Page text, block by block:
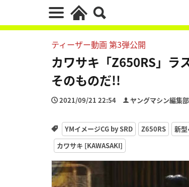
ティーザー動画 第3弾公開
カワサキ「Z650RS」ラ
そのものだ!!
2021/09/21 22:54 ヤングマシン編集
YMイメージCG by SRD Z650RS 新
カワサキ [KAWASAKI]